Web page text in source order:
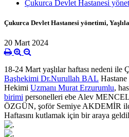
Çukurca Devlet Hastanesi
Çukurca Devlet Hastanesi yönetimi,
20 Mart 2024
18-24 Mart yaşlılar haftası nedeni ile
Başhekimi Dr.Nurullah BAL Hastane
Hekimi Uzmanı Murat Erzurumlu,
birimi personelleri ebe Alev
ÖZGÜN, şoför Semiye AKDEMİR
Haftasını kutlamak için bir araya